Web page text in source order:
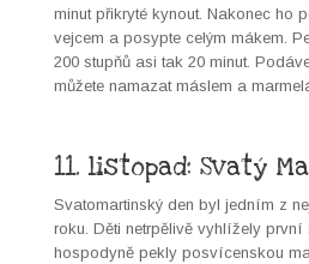
min­ut přikry­té kynout. Nakonec ho
vejcem a posypte celým mákem.
200 stupňů asi tak 20 min­ut.
můžete namazat máslem a
11. listopad: Svatý
Svatomartin­ský den byl jed­ním z
roku. Děti netr­pělivě vyh­líže­ly
hospo­dyně pekly posví­cen­sk­ou